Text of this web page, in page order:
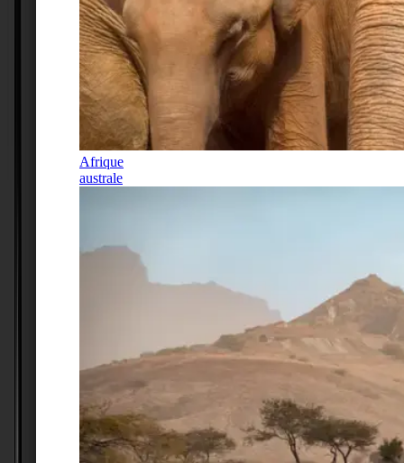
Afrique
australe